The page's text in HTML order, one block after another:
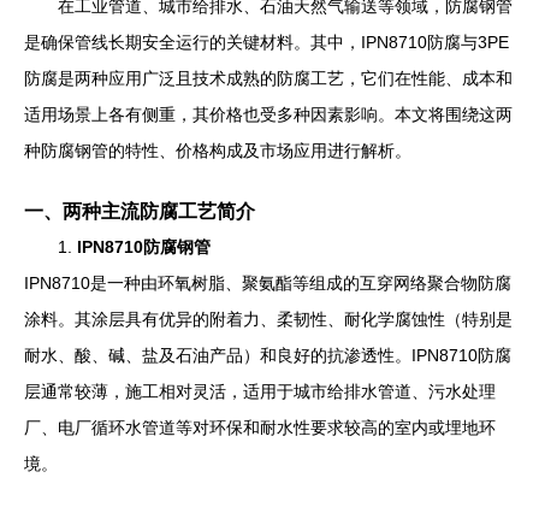
在工业管道、城市给排水、石油天然气输送等领域，防腐钢管
是确保管线长期安全运行的关键材料。其中，IPN8710防腐与3PE
防腐是两种应用广泛且技术成熟的防腐工艺，它们在性能、成本和
适用场景上各有侧重，其价格也受多种因素影响。本文将围绕这两
种防腐钢管的特性、价格构成及市场应用进行解析。
一、两种主流防腐工艺简介
1. IPN8710防腐钢管
IPN8710是一种由环氧树脂、聚氨酯等组成的互穿网络聚合物防腐
涂料。其涂层具有优异的附着力、柔韧性、耐化学腐蚀性（特别是
耐水、酸、碱、盐及石油产品）和良好的抗渗透性。IPN8710防腐
层通常较薄，施工相对灵活，适用于城市给排水管道、污水处理
厂、电厂循环水管道等对环保和耐水性要求较高的室内或埋地环
境。